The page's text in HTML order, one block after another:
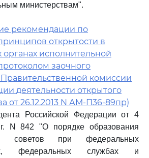
министерствам".
рекомендации по
открытости в
исполнительной
заочного
комиссии
деятельности открытого
от 26.12.2013 N АМ-П36-89пр)
Российской Федерации от 4
N 842 "О порядке образования
советов при федеральных
федеральных службах и